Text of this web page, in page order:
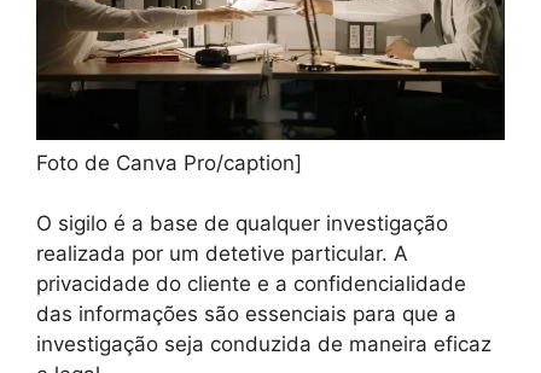
Foto de Canva Pro/caption]
O sigilo é a base de qualquer investigação
realizada por um detetive particular. A
privacidade do cliente e a confidencialidade
das informações são essenciais para que a
investigação seja conduzida de maneira eficaz